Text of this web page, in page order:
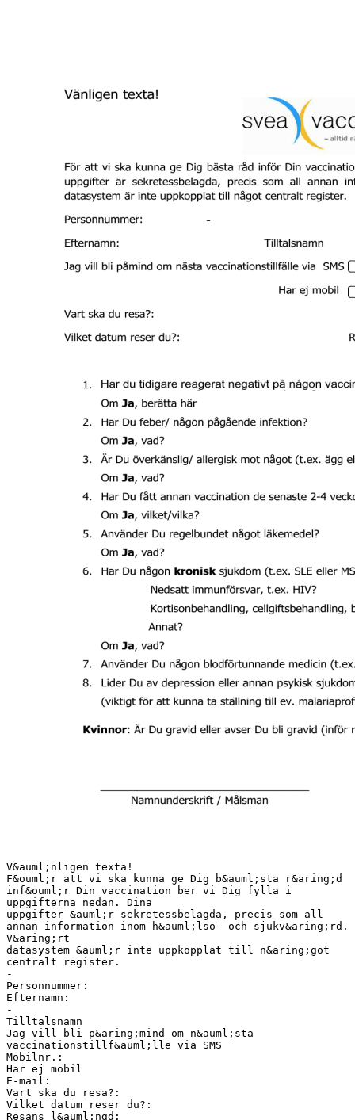
V&auml;nligen texta!
F&ouml;r att vi ska kunna ge Dig b&auml;sta r&aring;d
inf&ouml;r Din vaccination ber vi Dig fylla i
uppgifterna nedan. Dina
uppgifter &auml;r sekretessbelagda, precis som all
annan information inom h&auml;lso- och sjukv&aring;rd.
V&aring;rt
datasystem &auml;r inte uppkopplat till n&aring;got
centralt register.
-
Personnummer:
Efternamn:
-
Tilltalsnamn
Jag vill bli p&aring;mind om n&auml;sta
vaccinationstillf&auml;lle via SMS
Mobilnr.:
Har ej mobil
E-mail:
Vart ska du resa?:
Vilket datum reser du?:
Resans l&auml;ngd: